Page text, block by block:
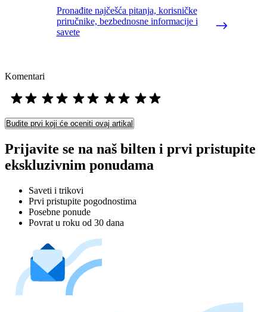
Pronađite najčešća pitanja, korisničke
priručnike, bezbednosne informacije i
savete
Komentari
Budite prvi koji će oceniti ovaj artikal
Prijavite se na naš bilten i prvi pristupite
ekskluzivnim ponudama
Saveti i trikovi
Prvi pristupite pogodnostima
Posebne ponude
Povrat u roku od 30 dana